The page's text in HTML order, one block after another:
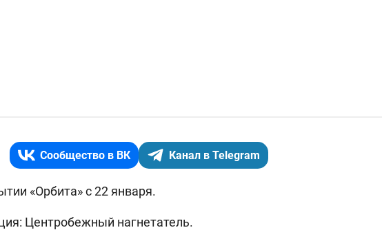
Сообщество в ВК Канал в Telegram
«Орбита» с 22 января.
Центробежный нагнетатель.